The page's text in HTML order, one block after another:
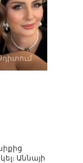
Աննայի